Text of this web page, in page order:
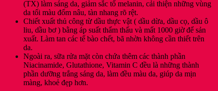
(TX) làm sáng da, giảm sắc tố melanin, cải thiện những vùng
da tối màu đốm nâu, tàn nhang rõ rệt.
Chiết xuất thủ công từ dầu thực vật ( dầu dừa, dầu cọ, dầu ô
liu, dầu bơ ) bằng áp suất thẩm thấu và mất 1000 giờ để sản
xuất. Làm tan các tế bào chết, bã nhờn không cần thiết trên
da.
Ngoài ra, sữa rửa mặt còn chứa thêm các thành phần
Niacinamide, Glutathione, Vitamin C đều là những thành
phần dưỡng trắng sáng da, làm đều màu da, giúp da mịn
màng, khoẻ đẹp hơn.